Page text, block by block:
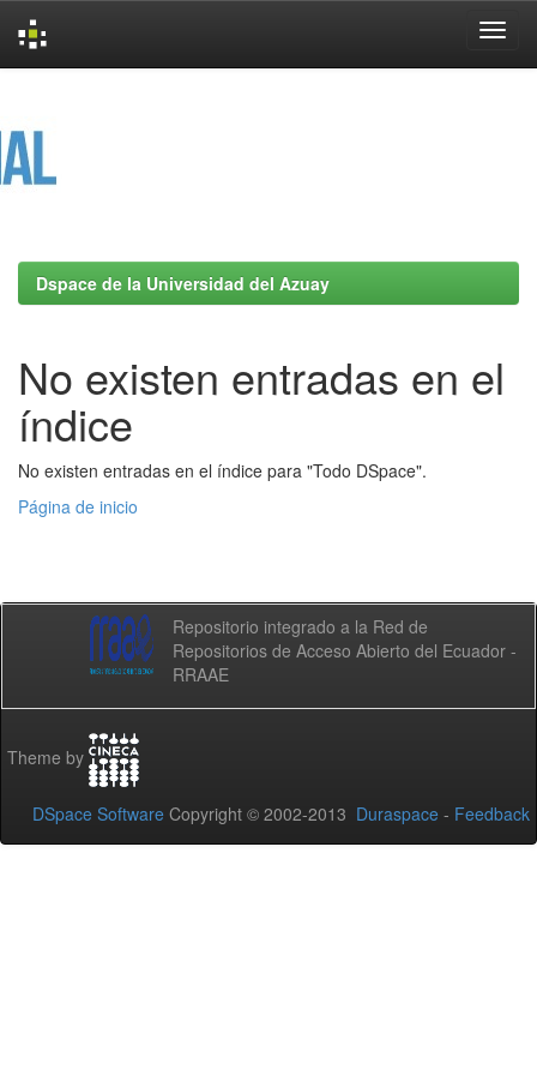
Dspace de la Universidad del Azuay
No existen entradas en el
índice
No existen entradas en el índice para "Todo DSpace".
Página de inicio
Repositorio integrado a la Red de
Repositorios de Acceso Abierto del Ecuador -
RRAAE
Theme by
DSpace Software Copyright © 2002-2013 Duraspace - Feedback